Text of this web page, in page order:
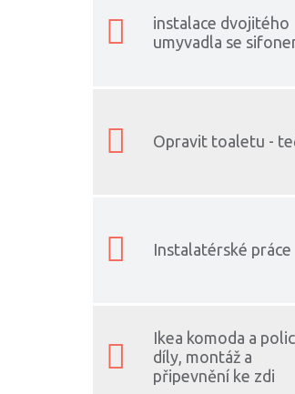
instalace dvojitého
umyvadla se
Opravit toaletu -
Instalatérské práce
Ikea komoda a
díly, montáž a
připevnění ke zdi